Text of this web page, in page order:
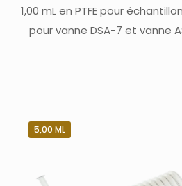
1,00 mL en PTFE pour
pour vanne DSA-7 et vanne
5,00 ML